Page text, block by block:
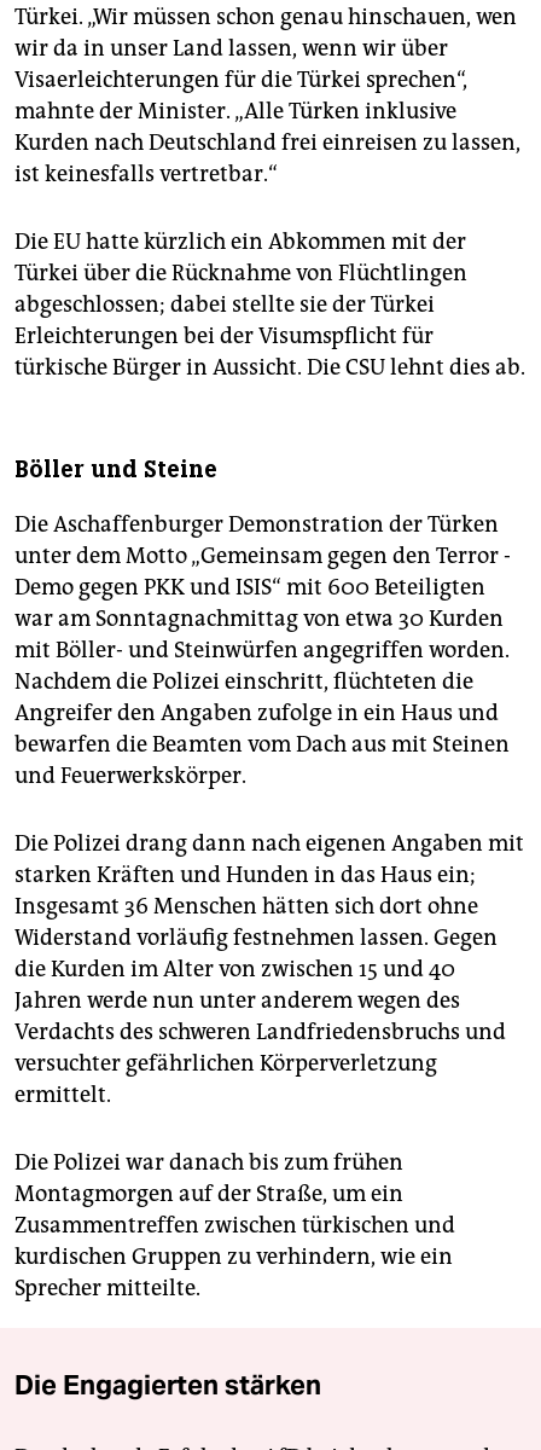
Türkei. „Wir müssen schon genau hinschauen, wen
wir da in unser Land lassen, wenn wir über
Visaerleichterungen für die Türkei sprechen“,
mahnte der Minister. „Alle Türken inklusive
Kurden nach Deutschland frei einreisen zu lassen,
ist keinesfalls vertretbar.“
Die EU hatte kürzlich ein Abkommen mit der
Türkei über die Rücknahme von Flüchtlingen
abgeschlossen; dabei stellte sie der Türkei
Erleichterungen bei der Visumspflicht für
türkische Bürger in Aussicht. Die CSU lehnt dies ab.
Böller und Steine
Die Aschaffenburger Demonstration der Türken
unter dem Motto „Gemeinsam gegen den Terror -
Demo gegen PKK und ISIS“ mit 600 Beteiligten
war am Sonntagnachmittag von etwa 30 Kurden
mit Böller- und Steinwürfen angegriffen worden.
Nachdem die Polizei einschritt, flüchteten die
Angreifer den Angaben zufolge in ein Haus und
bewarfen die Beamten vom Dach aus mit Steinen
und Feuerwerkskörper.
Die Polizei drang dann nach eigenen Angaben mit
starken Kräften und Hunden in das Haus ein;
Insgesamt 36 Menschen hätten sich dort ohne
Widerstand vorläufig festnehmen lassen. Gegen
die Kurden im Alter von zwischen 15 und 40
Jahren werde nun unter anderem wegen des
Verdachts des schweren Landfriedensbruchs und
versuchter gefährlichen Körperverletzung
ermittelt.
Die Polizei war danach bis zum frühen
Montagmorgen auf der Straße, um ein
Zusammentreffen zwischen türkischen und
kurdischen Gruppen zu verhindern, wie ein
Sprecher mitteilte.
Die Engagierten stärken